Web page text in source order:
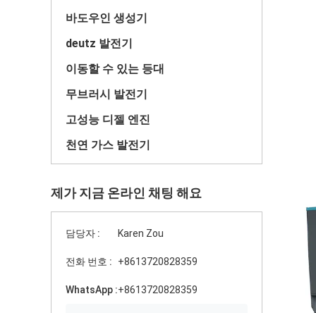
바도우인 생성기
deutz 발전기
이동할 수 있는 등대
무브러시 발전기
고성능 디젤 엔진
천연 가스 발전기
제가 지금 온라인 채팅 해요
담당자 : Karen Zou
전화 번호 : +8613720828359
WhatsApp :+8613720828359